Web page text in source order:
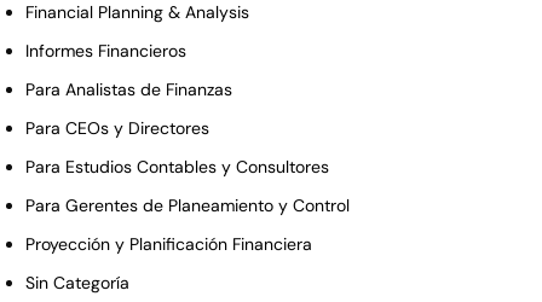
Financial Planning & Analysis
Informes Financieros
Para Analistas de Finanzas
Para CEOs y Directores
Para Estudios Contables y Consultores
Para Gerentes de Planeamiento y Control
Proyección y Planificación Financiera
Sin Categoría